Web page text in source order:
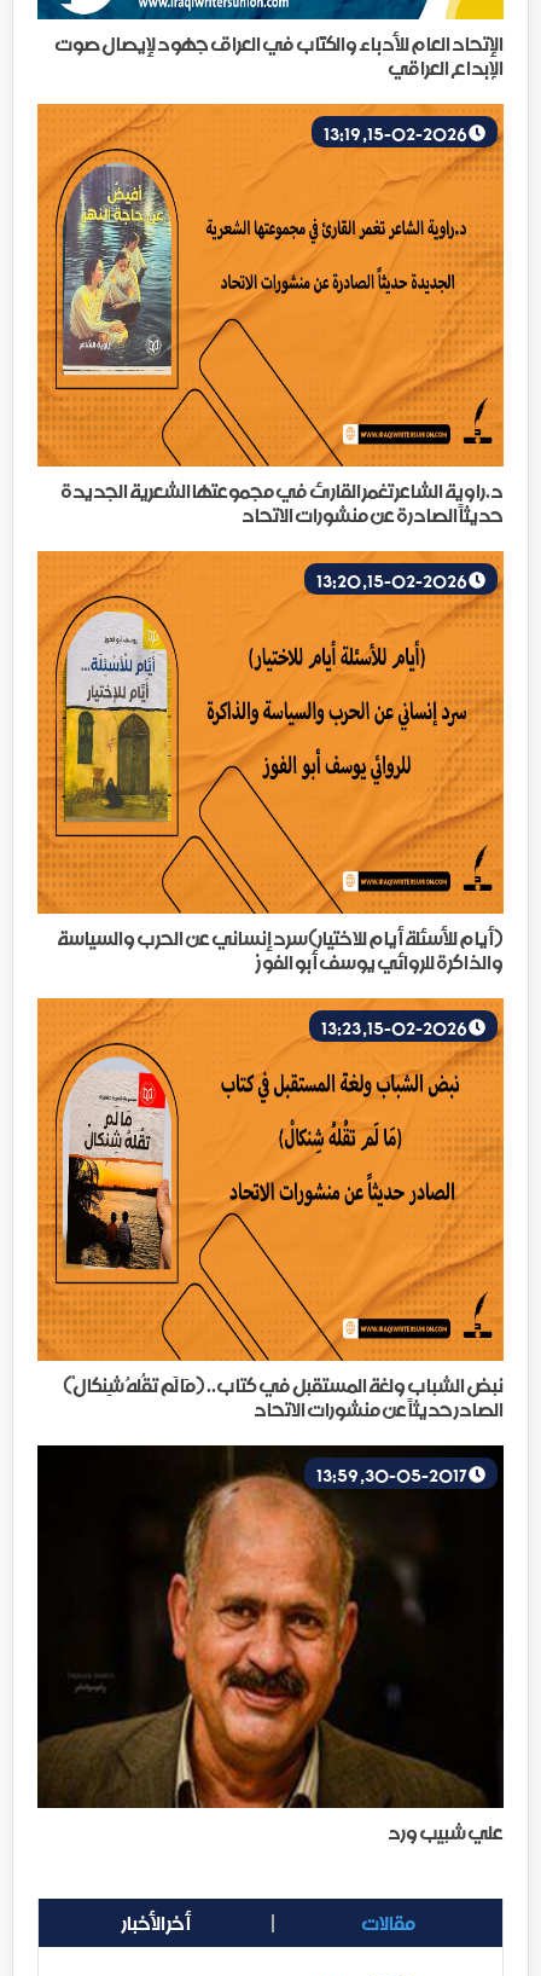
الإتحاد العام للأدباء والكتَّاب في العراق جهود لإيصال صوت
الإبداع العراقي
د.راوية الشاعر تغمر القارئ في مجموعتها الشعرية الجديدة
حديثاً الصادرة عن منشورات الاتحاد
(أيام للأسئلة أيام للاختيار)سرد إنساني عن الحرب والسياسة
والذاكرة للروائي يوسف أبو الفوز
نبض الشباب ولغة المستقبل في كتاب.. (مَا لَم تقُلهُ شِنكالْ)
الصادر حديثاً عن منشورات الاتحاد
علي شبيب ورد
مقالات أخر الأخبار